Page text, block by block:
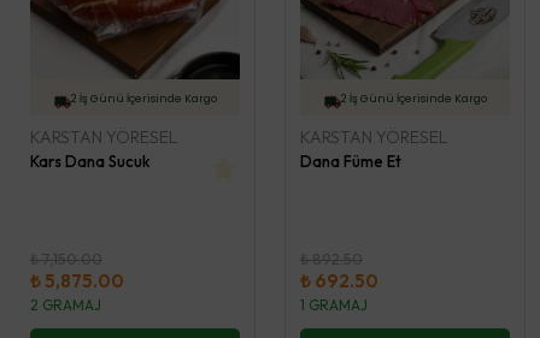
2 İş Günü İçerisinde Kargo
Soğuk Zincir Gönderimi
KARSTAN YÖRESEL
Kars Dana Sucuk
₺ 7,150.00
₺ 5,875.00
2 GRAMAJ
2 İş Günü İçerisinde Kargo
Soğuk Zincir Gönderimi
KARSTAN YÖRESEL
Dana Füme Et
₺ 892.50
₺ 692.50
1 GRAMAJ